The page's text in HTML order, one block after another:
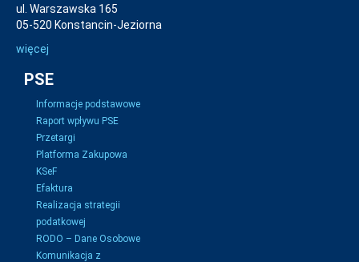
ul. Warszawska 165
05-520 Konstancin-Jeziorna
więcej
PSE
Informacje podstawowe
Raport wpływu PSE
Przetargi
Platforma Zakupowa
KSeF
Efaktura
Realizacja strategii
podatkowej
RODO – Dane Osobowe
Komunikacja z